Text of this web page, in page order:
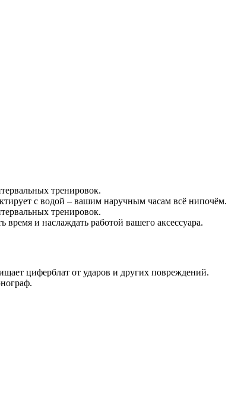
тренировок.
с водой – вашим наручным часам всё нипочём.
тренировок.
и наслаждать работой вашего аксессуара.
циферблат от ударов и других повреждений.